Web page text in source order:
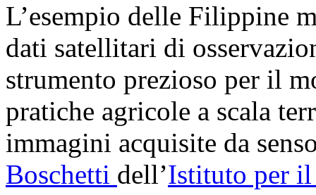
L’esempio delle Filippine
dati satellitari di
strumento prezioso per il
pratiche agricole a scala
immagini acquisite da
Boschetti dell’Istituto per il